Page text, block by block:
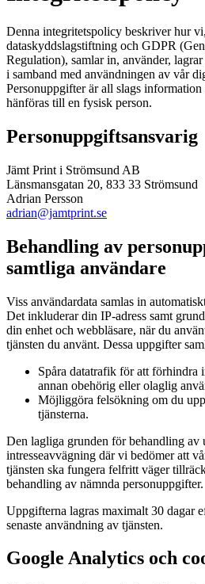
Denna integritetspolicy beskriver hur
dataskyddslagstiftning och GDPR
Regulation), samlar in, använder,
i samband med användningen av vår
Personuppgifter är all slags
hänföras till en fysisk person.
Personuppgiftsansvarig
Jämt Print i Strömsund AB
Länsmansgatan 20, 833 33 Strömsund
Adrian Persson
adrian@jamtprint.se
Behandling av
samtliga användare
Viss användardata samlas in
Det inkluderar din IP-adress samt
din enhet och webbläsare, när du
tjänsten du använt. Dessa uppgifter
Spåra datatrafik för att förhindra
annan obehörig eller olaglig
Möjliggöra felsökning om du
tjänsterna.
Den lagliga grunden för behandling av
intresseavvägning där vi bedömer att
tjänsten ska fungera felfritt väger
behandling av nämnda personuppgifter.
Uppgifterna lagras maximalt 30 dagar
senaste användning av tjänsten.
Google Analytics och